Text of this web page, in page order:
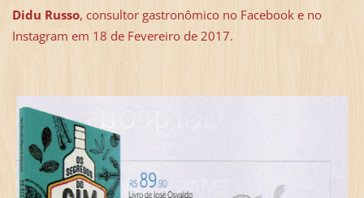
Didu Russo, consultor gastronômico no Facebook e no
Instagram em 18 de Fevereiro de 2017.